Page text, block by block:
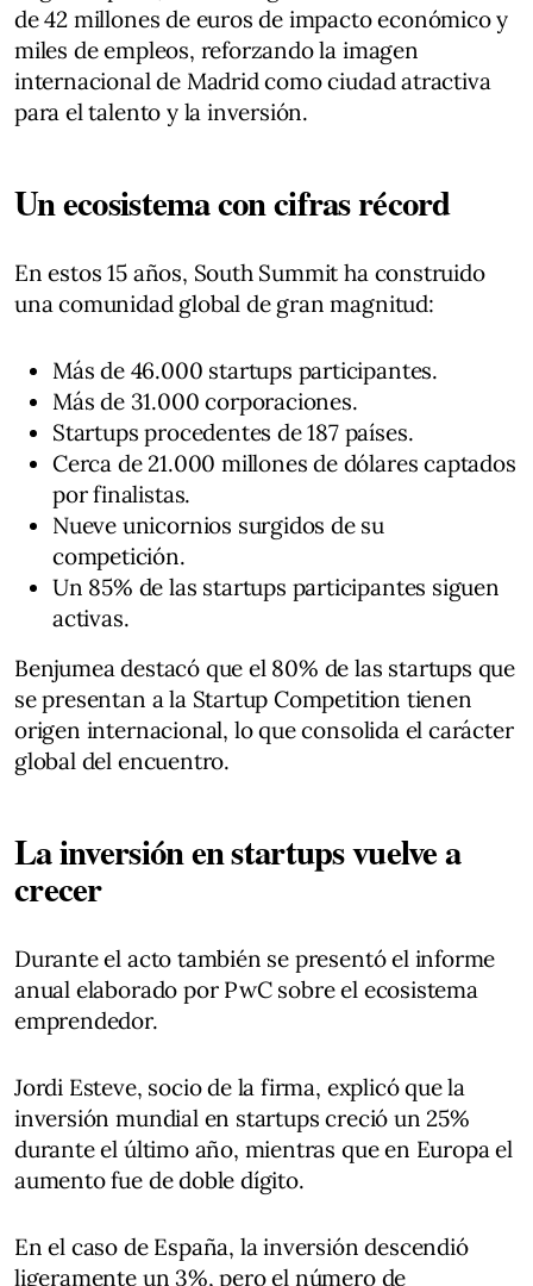
de 42 millones de euros de impacto económico y
miles de empleos, reforzando la imagen
internacional de Madrid como ciudad atractiva
para el talento y la inversión.
Un ecosistema con cifras récord
En estos 15 años, South Summit ha construido
una comunidad global de gran magnitud:
Más de 46.000 startups participantes.
Más de 31.000 corporaciones.
Startups procedentes de 187 países.
Cerca de 21.000 millones de dólares captados
por finalistas.
Nueve unicornios surgidos de su
competición.
Un 85% de las startups participantes siguen
activas.
Benjumea destacó que el 80% de las startups que
se presentan a la Startup Competition tienen
origen internacional, lo que consolida el carácter
global del encuentro.
La inversión en startups vuelve a
crecer
Durante el acto también se presentó el informe
anual elaborado por PwC sobre el ecosistema
emprendedor.
Jordi Esteve, socio de la firma, explicó que la
inversión mundial en startups creció un 25%
durante el último año, mientras que en Europa el
aumento fue de doble dígito.
En el caso de España, la inversión descendió
ligeramente un 3%, pero el número de